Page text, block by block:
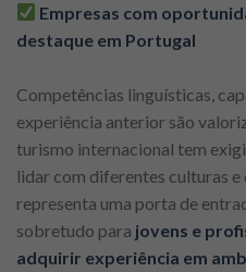
Empresas com
destaque em Portugal
Competências linguísticas,
experiência anterior são
turismo internacional tem
lidar com diferentes culturas
representa uma porta de
sobretudo para jovens e
adquirir experiência em